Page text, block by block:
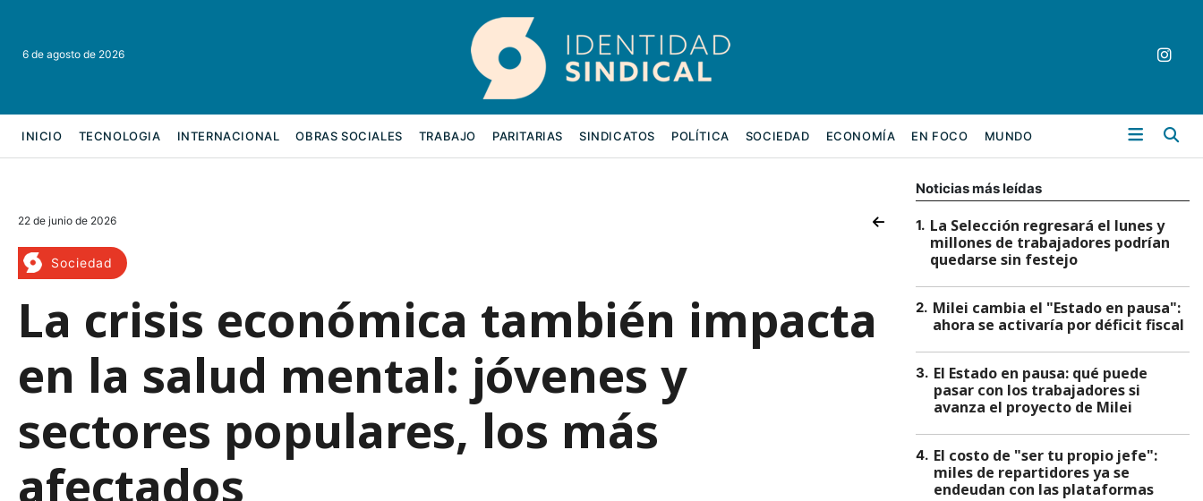
6 de agosto de 2026
INICIO TECNOLOGIA INTERNACIONAL OBRAS SOCIALES TRABAJO PARITARIAS SINDICATOS POLÍTICA SOCIEDAD ECONOMÍA EN FOCO MUNDO
22 de junio de 2026
Sociedad
La crisis económica también impacta
en la salud mental: jóvenes y
sectores populares, los más
afectados
Noticias más leídas
1. La Selección regresará el lunes y
millones de trabajadores podrían
quedarse sin festejo
2. Milei cambia el "Estado en pausa":
ahora se activaría por déficit fiscal
3. El Estado en pausa: qué puede
pasar con los trabajadores si
avanza el proyecto de Milei
4. El costo de "ser tu propio jefe":
miles de repartidores ya se
endeudan con las plataformas